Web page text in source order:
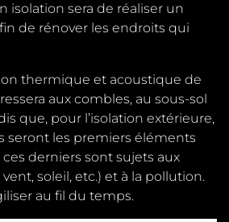
isolation sera de réaliser un
de rénover les endroits qui
thermique et acoustique de
aux combles, au sous-sol
que, pour l’isolation extérieure,
seront les premiers éléments
derniers sont sujets aux
soleil, etc.) et à la pollution.
au fil du temps.